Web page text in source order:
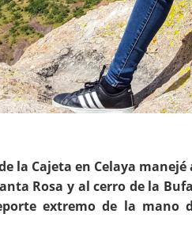
la Cajeta en Celaya
Rosa y al cerro de la
extremo de la mano